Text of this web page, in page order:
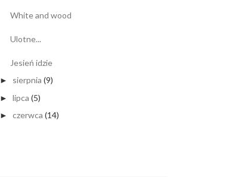
White and wood
Ulotne...
Jesień idzie
► sierpnia (9)
► lipca (5)
► czerwca (14)